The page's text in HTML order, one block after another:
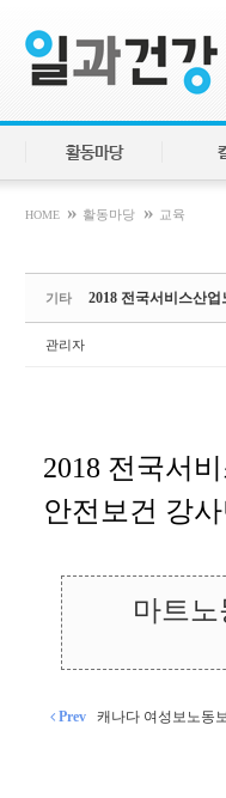
활동마당
HOME » 활동마당 » 교육
기타 2018 전국서비스산
관리자
2018 전국서
안전보건 강
마트
Prev 캐나다 여성보노동